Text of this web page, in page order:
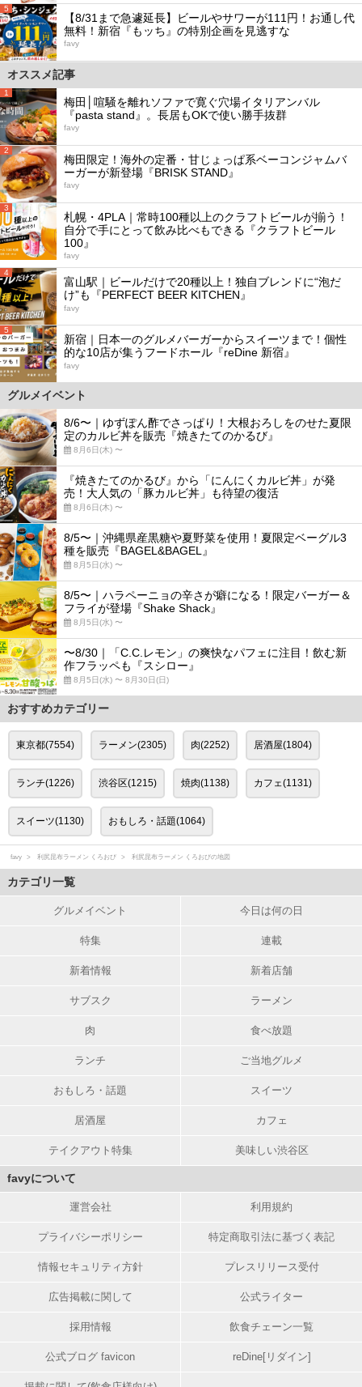
5
【8/31まで急遽延長】ビールやサワーが111円！お通し代
無料！新宿『もッち』の特別企画を見逃すな
favy
オススメ記事
1
梅田│喧騒を離れソファで寛ぐ穴場イタリアンバル
『pasta stand』。長居もOKで使い勝手抜群
favy
2
梅田限定！海外の定番・甘じょっぱ系ベーコンジャムバ
ーガーが新登場『BRISK STAND』
favy
3
札幌・4PLA｜常時100種以上のクラフトビールが揃う！
自分で手にとって飲み比べもできる『クラフトビール
100』
favy
4
富山駅｜ビールだけで20種以上！独自ブレンドに“泡だ
け”も『PERFECT BEER KITCHEN』
favy
5
新宿｜日本一のグルメバーガーからスイーツまで！個性
的な10店が集うフードホール『reDine 新宿』
favy
グルメイベント
8/6〜｜ゆずぽん酢でさっぱり！大根おろしをのせた夏限
定のカルビ丼を販売『焼きたてのかるび』
8月6日(木) 〜
『焼きたてのかるび』から「にんにくカルビ丼」が発
売！大人気の「豚カルビ丼」も待望の復活
8月6日(木) 〜
8/5〜｜沖縄県産黒糖や夏野菜を使用！夏限定ベーグル3
種を販売『BAGEL&BAGEL』
8月5日(水) 〜
8/5〜｜ハラペーニョの辛さが癖になる！限定バーガー＆
フライが登場『Shake Shack』
8月5日(水) 〜
〜8/30｜「C.C.レモン」の爽快なパフェに注目！飲む新
作フラッペも『スシロー』
8月5日(水) 〜 8月30日(日)
おすすめカテゴリー
東京都(7554) ラーメン(2305) 肉(2252) 居酒屋(1804)
ランチ(1226) 渋谷区(1215) 焼肉(1138) カフェ(1131)
スイーツ(1130) おもしろ・話題(1064)
favy 利尻昆布ラーメン くろおび 利尻昆布ラーメン くろおびの地図
カテゴリ一覧
グルメイベント 今日は何の日
特集 連載
新着情報 新着店舗
サブスク ラーメン
肉 食べ放題
ランチ ご当地グルメ
おもしろ・話題 スイーツ
居酒屋 カフェ
テイクアウト特集 美味しい渋谷区
favyについて
運営会社 利用規約
プライバシーポリシー 特定商取引法に基づく表記
情報セキュリティ方針 プレスリリース受付
広告掲載に関して 公式ライター
採用情報 飲食チェーン一覧
公式ブログ favicon reDine[リダイン]